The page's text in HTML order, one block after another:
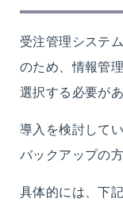
受注管理システ
のため、情報管
選択する必要があ
導入を検討して
バックアップの
具体的には、下